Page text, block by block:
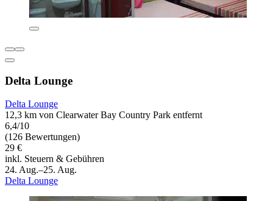
Delta Lounge
Delta Lounge
12,3 km von Clearwater Bay Country Park entfernt
6,4/10
(126 Bewertungen)
29 €
inkl. Steuern & Gebühren
24. Aug.–25. Aug.
Delta Lounge